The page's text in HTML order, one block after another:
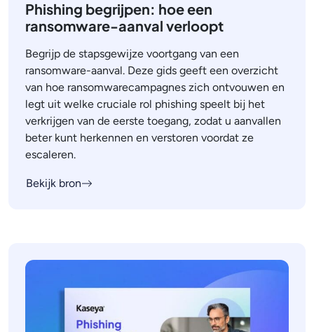
Phishing begrijpen: hoe een
ransomware-aanval verloopt
Begrijp de stapsgewijze voortgang van een
ransomware-aanval. Deze gids geeft een overzicht
van hoe ransomwarecampagnes zich ontvouwen en
legt uit welke cruciale rol phishing speelt bij het
verkrijgen van de eerste toegang, zodat u aanvallen
beter kunt herkennen en verstoren voordat ze
escaleren.
Bekijk bron